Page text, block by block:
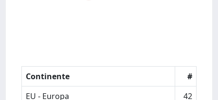
Continente
#
EU - Europa
42